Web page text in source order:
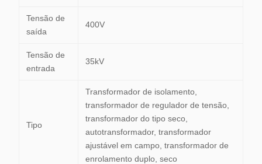
Tensão de
saída
400V
Tensão de
entrada
35kV
Tipo
Transformador de isolamento,
transformador de regulador de tensão,
transformador do tipo seco,
autotransformador, transformador
ajustável em campo, transformador de
enrolamento duplo, seco